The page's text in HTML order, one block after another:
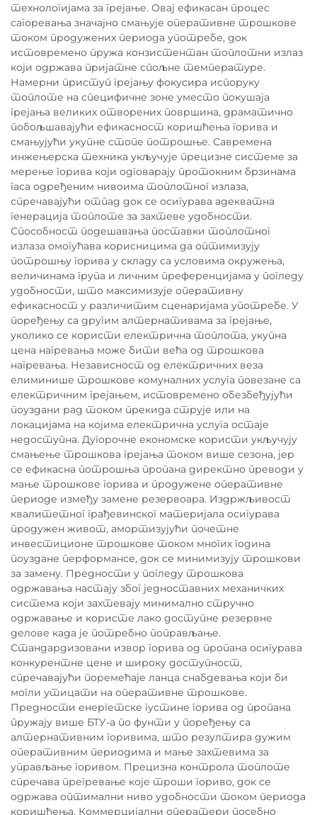
технологијама за грејање. Овај ефикасан процес
сагоревања значајно смањује оперативне трошкове
током продужених периода употребе, док
истовремено пружа конзистентан топлотни излаз
који одржава пријатне спољне температуре.
Намерни приступ грејању фокусира испоруку
топлоте на специфичне зоне уместо покушаја
грејања великих отворених површина, драматично
побољшавајући ефикасност коришћења горива и
смањујући укупне стопе потрошње. Савремена
инжењерска техника укључује прецизне системе за
мерење горива који одговарају протокним брзинама
гаса одређеним нивоима топлотног излаза,
спречавајући отпад док се осигурава адекватна
генерација топлоте за захтеве удобности.
Способност подешавања поставки топлотног
излаза омогућава корисницима да оптимизују
потрошњу горива у складу са условима окружења,
величинама група и личним преференцијама у погледу
удобности, што максимизује оперативну
ефикасност у различитим сценаријама употребе. У
поређењу са другим алтернативама за грејање,
уколико се користи електрична топлота, укупна
цена нагревања може бити већа од трошкова
нагревања. Независност од електричних веза
елиминише трошкове комуналних услуга повезане са
електричним грејањем, истовремено обезбеђујући
поуздани рад током прекида струје или на
локацијама на којима електрична услуга остаје
недоступна. Дугорочне економске користи укључују
смањење трошкова грејања током више сезона, јер
се ефикасна потрошња пропана директно преводи у
мање трошкове горива и продужене оперативне
периоде између замене резервоара. Издржљивост
квалитетног грађевинског материјала осигурава
продужен живот, амортизујући почетне
инвестиционе трошкове током многих година
поуздане перформансе, док се минимизују трошкови
за замену. Предности у погледу трошкова
одржавања настају због једноставних механичких
система који захтевају минимално стручно
одржавање и користе лако доступне резервне
делове када је потребно поправљање.
Стандардизовани извор горива од пропана осигурава
конкурентне цене и широку доступност,
спречавајући поремећаје ланца снабдевања који би
могли утицати на оперативне трошкове.
Предности енергетске густине горива од пропана
пружају више БТУ-а по фунти у поређењу са
алтернативним горивима, што резултира дужим
оперативним периодима и мање захтевима за
управљање горивом. Прецизна контрола топлоте
спречава прегревање које троши гориво, док се
одржава оптимални ниво удобности током периода
коришћења. Коммерцијални оператери посебно